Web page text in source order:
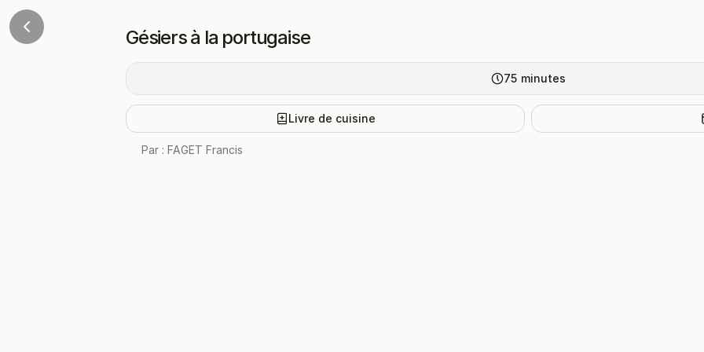
Gésiers à la portugaise
75 minutes
Livre de cuisine
Par : FAGET Francis